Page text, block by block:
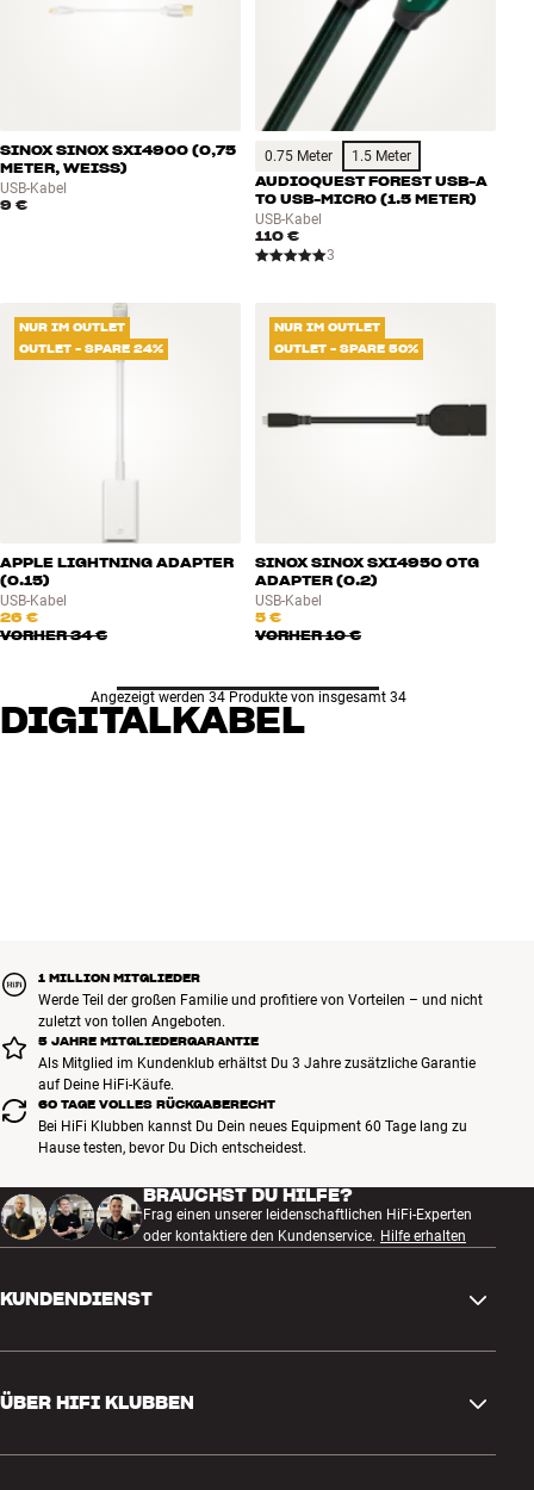
SINOX SINOX SXI4900 (0,75
METER, WEISS)
USB-Kabel
9 €
0.75 Meter 1.5 Meter
AUDIOQUEST FOREST USB-A
TO USB-MICRO (1.5 METER)
USB-Kabel
110 €
3
NUR IM OUTLET
OUTLET - SPARE 24%
APPLE LIGHTNING ADAPTER
(0.15)
USB-Kabel
26 €
VORHER34 €
NUR IM OUTLET
OUTLET - SPARE 50%
SINOX SINOX SXI4950 OTG
ADAPTER (0.2)
USB-Kabel
5 €
VORHER10 €
Angezeigt werden 34 Produkte von insgesamt 34
DIGITALKABEL
1 MILLION MITGLIEDER
Werde Teil der großen Familie und profitiere von Vorteilen – und nicht
zuletzt von tollen Angeboten.
5 JAHRE MITGLIEDERGARANTIE
Als Mitglied im Kundenklub erhältst Du 3 Jahre zusätzliche Garantie
auf Deine HiFi-Käufe.
60 TAGE VOLLES RÜCKGABERECHT
Bei HiFi Klubben kannst Du Dein neues Equipment 60 Tage lang zu
Hause testen, bevor Du Dich entscheidest.
BRAUCHST DU HILFE?
Frag einen unserer leidenschaftlichen HiFi-Experten
oder kontaktiere den Kundenservice. Hilfe erhalten
KUNDENDIENST
Rückgabe und Reklamation
ÜBER HIFI KLUBBEN